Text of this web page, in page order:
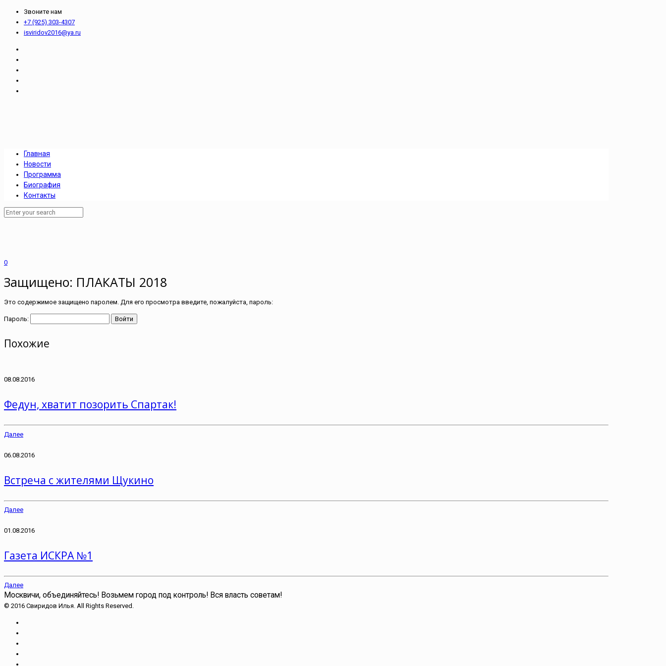
Звоните нам
+7 (925) 303-4307
isviridov2016@ya.ru
Главная
Новости
Программа
Биография
Контакты
0
Защищено: ПЛАКАТЫ 2018
Это содержимое защищено паролем. Для его просмотра введите, пожалуйста, пароль:
Пароль:
Похожие
08.08.2016
Федун, хватит позорить Спартак!
Далее
06.08.2016
Встреча с жителями Щукино
Далее
01.08.2016
Газета ИСКРА №1
Далее
Москвичи, объединяйтесь! Возьмем город под контроль! Вся власть советам!
© 2016 Свиридов Илья. All Rights Reserved.